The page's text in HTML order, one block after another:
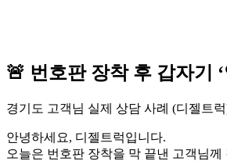
🚨 번호판 장착 후 갑자기
경기도 고객님 실제 상담 사례 (디젤트
안녕하세요, 디젤트럭입니다.
오늘은 번호판 장착을 막 끝낸 고객님